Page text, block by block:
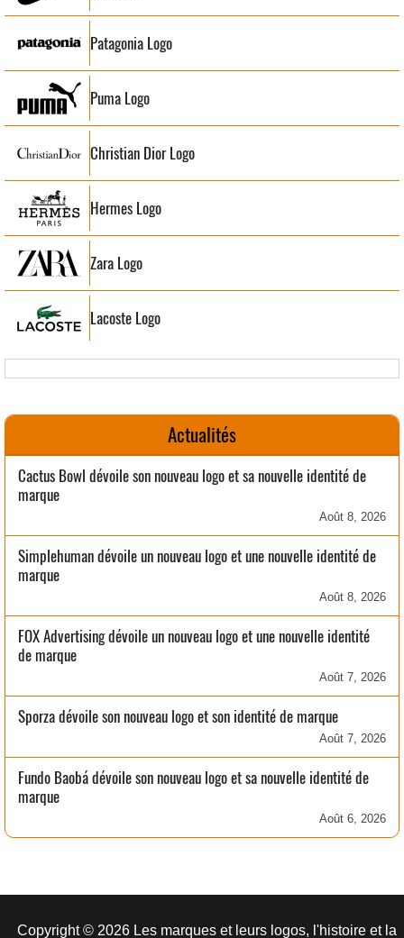
Patagonia Logo
Puma Logo
Christian Dior Logo
Hermes Logo
Zara Logo
Lacoste Logo
Actualités
Cactus Bowl dévoile son nouveau logo et sa nouvelle identité de
marque
Août 8, 2026
Simplehuman dévoile un nouveau logo et une nouvelle identité de
marque
Août 8, 2026
FOX Advertising dévoile un nouveau logo et une nouvelle identité
de marque
Août 7, 2026
Sporza dévoile son nouveau logo et son identité de marque
Août 7, 2026
Fundo Baobá dévoile son nouveau logo et sa nouvelle identité de
marque
Août 6, 2026
Copyright © 2026 Les marques et leurs logos, l'histoire et la